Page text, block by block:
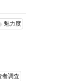
魅力度
者調査